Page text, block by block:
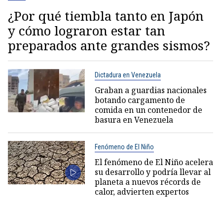
¿Por qué tiembla tanto en Japón
y cómo lograron estar tan
preparados ante grandes sismos?
Dictadura en Venezuela
Graban a guardias nacionales
botando cargamento de
comida en un contenedor de
basura en Venezuela
Fenómeno de El Niño
El fenómeno de El Niño acelera
su desarrollo y podría llevar al
planeta a nuevos récords de
calor, advierten expertos